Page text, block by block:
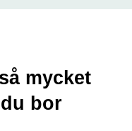
mycket
bor